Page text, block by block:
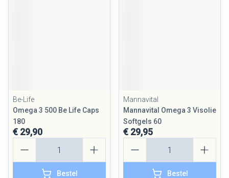
Be-Life
Omega 3 500 Be Life Caps
180
€ 29,90
Bestel
Mannavital
Mannavital Omega 3 Visolie
Softgels 60
€ 29,95
Bestel